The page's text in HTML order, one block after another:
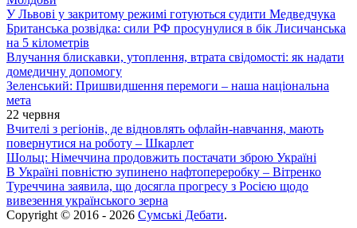
У Львові у закритому режимі готуються судити Медведчука
Британська розвідка: сили РФ просунулися в бік Лисичанська
на 5 кілометрів
Влучання блискавки, утоплення, втрата свідомості: як надати
домедичну допомогу
Зеленський: Пришвидшення перемоги – наша національна
мета
22 червня
Вчителі з регіонів, де відновлять офлайн-навчання, мають
повернутися на роботу – Шкарлет
Шольц: Німеччина продовжить постачати зброю Україні
В Україні повністю зупинено нафтопереробку – Вітренко
Туреччина заявила, що досягла прогресу з Росією щодо
вивезення українського зерна
Copyright © 2016 - 2026 Сумські Дебати.